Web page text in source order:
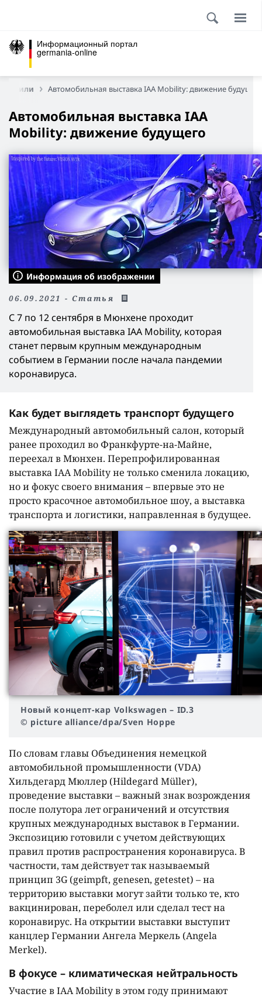
Информационный портал
germania-online
Автомобильная выставка IAA Mobility: движение
Автомобильная выставка IAA
Mobility: движение будущего
Информация об изображении
06.09.2021 - Статья
С 7 по 12 сентября в Мюнхене проходит
автомобильная выставка IAA Mobility, которая
станет первым крупным международным
событием в Германии после начала пандемии
коронавируса.
Как будет выглядеть транспорт будущего
Международный автомобильный салон, который
ранее проходил во Франкфурте-на-Майне,
переехал в Мюнхен. Перепрофилированная
выставка IAA Mobility не только сменила локацию,
но и фокус своего внимания – впервые это не
просто красочное автомобильное шоу, а выставка
транспорта и логистики, направленная в будущее.
Новый концепт-кар Volkswagen – ID.3
© picture alliance/dpa/Sven Hoppe
По словам главы Объединения немецкой
автомобильной промышленности (VDA)
Хильдегард Мюллер (Hildegard Müller),
проведение выставки – важный знак возрождения
после полутора лет ограничений и отсутствия
крупных международных выставок в Германии.
Экспозицию готовили с учетом действующих
правил против распространения коронавируса. В
частности, там действует так называемый
принцип 3G (geimpft, genesen, getestet) – на
территорию выставки могут зайти только те, кто
вакцинирован, переболел или сделал тест на
коронавирус. На открытии выставки выступит
канцлер Германии Ангела Меркель (Angela
Merkel).
В фокусе – климатическая нейтральность
Участие в IAA Mobility в этом году принимают